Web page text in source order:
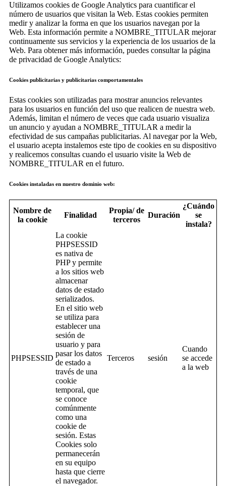
Utilizamos cookies de Google Analytics para cuantificar el
número de usuarios que visitan la Web. Estas cookies permiten
medir y analizar la forma en que los usuarios navegan por la
Web. Esta información permite a NOMBRE_TITULAR mejorar
continuamente sus servicios y la experiencia de los usuarios de la
Web. Para obtener más información, puedes consultar la página
de privacidad de Google Analytics:
Cookies publicitarias y publicitarias comportamentales
Estas cookies son utilizadas para mostrar anuncios relevantes
para los usuarios en función del uso que realicen de nuestra web.
Además, limitan el número de veces que cada usuario visualiza
un anuncio y ayudan a NOMBRE_TITULAR a medir la
efectividad de sus campañas publicitarias. Al navegar por la Web,
el usuario acepta instalemos este tipo de cookies en su dispositivo
y realicemos consultas cuando el usuario visite la Web de
NOMBRE_TITULAR en el futuro.
Cookies instaladas en nuestro dominio web:
Nombre de
la cookie
Finalidad
Propia/ de
terceros
Duración
¿Cuándo
se
instala?
PHPSESSID
La cookie
PHPSESSID
es nativa de
PHP y permite
a los sitios web
almacenar
datos de estado
serializados.
En el sitio web
se utiliza para
establecer una
sesión de
usuario y para
pasar los datos
de estado a
través de una
cookie
temporal, que
se conoce
comúnmente
como una
cookie de
sesión. Estas
Cookies solo
permanecerán
en su equipo
hasta que cierre
el navegador.
Terceros sesión
Cuando
se accede
a la web